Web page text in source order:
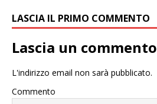
LASCIA IL PRIMO COMMENTO
Lascia un commento
L'indirizzo email non sarà pubblicato.
Commento